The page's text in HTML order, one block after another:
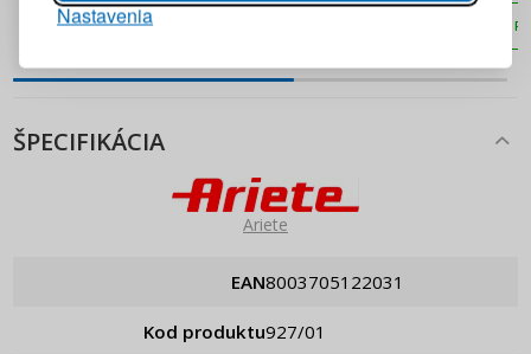
Nastavenia
PRIDAŤ DO KOŠÍKA
ŠPECIFIKÁCIA
Ariete
EAN 8003705122031
Kod produktu 927/01
PRIHLÁSIŤ SA
Pripomenutie hesla